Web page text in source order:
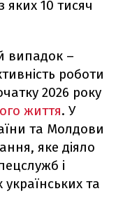
яких 10 тисяч
випадок –
роботи
2026 року
життя. У
та Молдови
яке діяло
і
та